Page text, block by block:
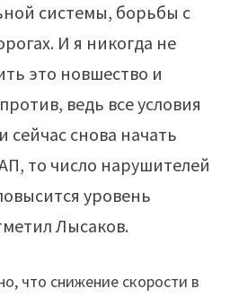
системы, борьбы с
И я никогда не
это новшество и
ведь все условия
сейчас снова начать
то число нарушителей
уровень
Лысаков.
что снижение скорости в